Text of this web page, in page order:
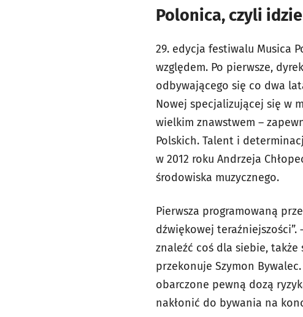
Polonica, czyli
29. edycja festiwalu Musica
względem. Po pierwsze,
odbywającego się co dwa
Nowej specjalizującej się w
wielkim znawstwem –
Polskich. Talent i
w 2012 roku Andrzeja
środowiska muzycznego.
Pierwsza programowaną
dźwiękowej
znaleźć coś dla siebie, także
przekonuje Szymon
obarczone pewną dozą
nakłonić do bywania na